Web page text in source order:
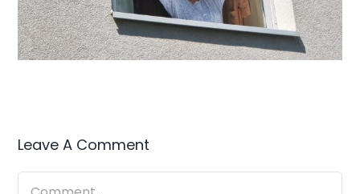
Leave A Comment
Comment